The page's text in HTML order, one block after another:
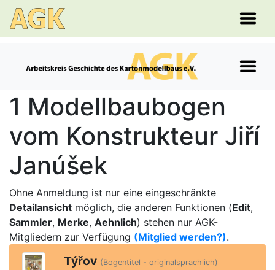
1 Modellbaubogen
vom Konstrukteur Jiří
Janúšek
Ohne Anmeldung ist nur eine eingeschränkte
Detailansicht möglich, die anderen Funktionen (Edit,
Sammler, Merke, Aehnlich) stehen nur AGK-
Mitgliedern zur Verfügung (Mitglied werden?).
Týřov (Bogentitel - originalsprachlich)